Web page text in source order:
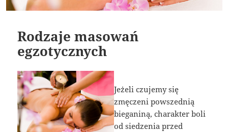
Rodzaje masowań
egzotycznych
Jeżeli czujemy się
zmęczeni powszednią
bieganiną, charakter boli
od siedzenia przed